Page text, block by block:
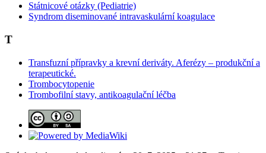
Státnicové otázky (Pediatrie)
Syndrom diseminované intravaskulární koagulace
T
Transfuzní přípravky a krevní deriváty. Aferézy – produkční a
terapeutické.
Trombocytopenie
Trombofilní stavy, antikoagulační léčba